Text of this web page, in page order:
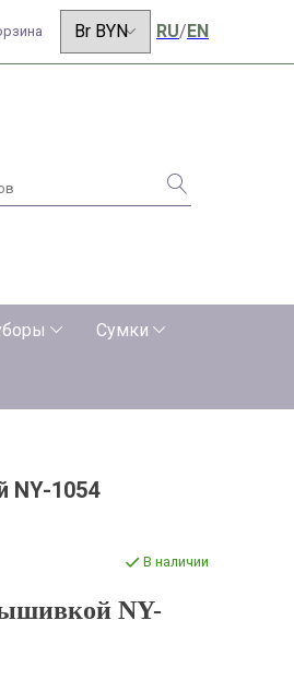
RU/ EN
Сумки
NY-1054
В наличии
NY-